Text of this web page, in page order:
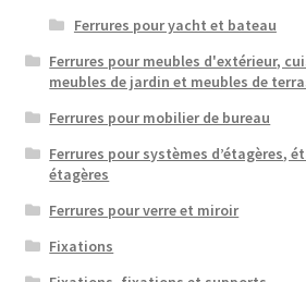
Ferrures pour yacht et bateau
Ferrures pour meubles d'extérieur,
meubles de jardin et meubles de
Ferrures pour mobilier de bureau
Ferrures pour systèmes d’étagères,
étagères
Ferrures pour verre et miroir
Fixations